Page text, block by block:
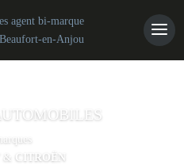
& CITROËN